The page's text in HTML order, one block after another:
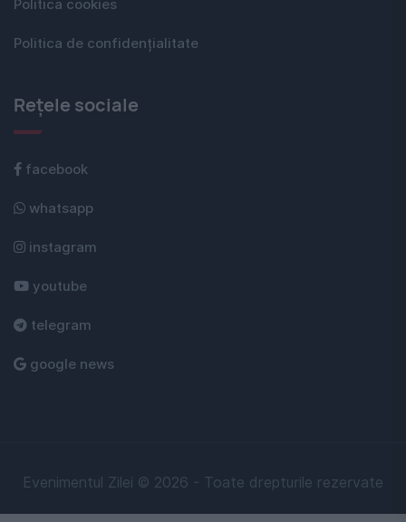
Politica cookies
Politica de confidențialitate
Rețele sociale
facebook
whatsapp
instagram
youtube
telegram
google news
Evenimentul Zilei © 2026 - Toate drepturile rezervate